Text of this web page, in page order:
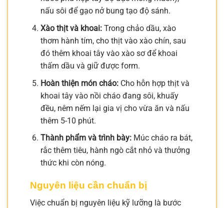
nấu sôi để gạo nở bung tạo độ sánh.
Xào thịt và khoai:Trong chảo dầu, xào
thơm hành tím, cho thịt vào xào chín, sau
đó thêm khoai tây vào xào sơ để khoai
thấm dầu và giữ được form.
Hoàn thiện món cháo:Cho hỗn hợp thịt và
khoai tây vào nồi cháo đang sôi, khuấy
đều, nêm nếm lại gia vị cho vừa ăn và nấu
thêm 5-10 phút.
Thành phẩm và trình bày:Múc cháo ra bát,
rắc thêm tiêu, hành ngò cắt nhỏ và thưởng
thức khi còn nóng.
Nguyên liệu cần chuẩn bị
Việc chuẩn bị nguyên liệu kỹ lưỡng là bước